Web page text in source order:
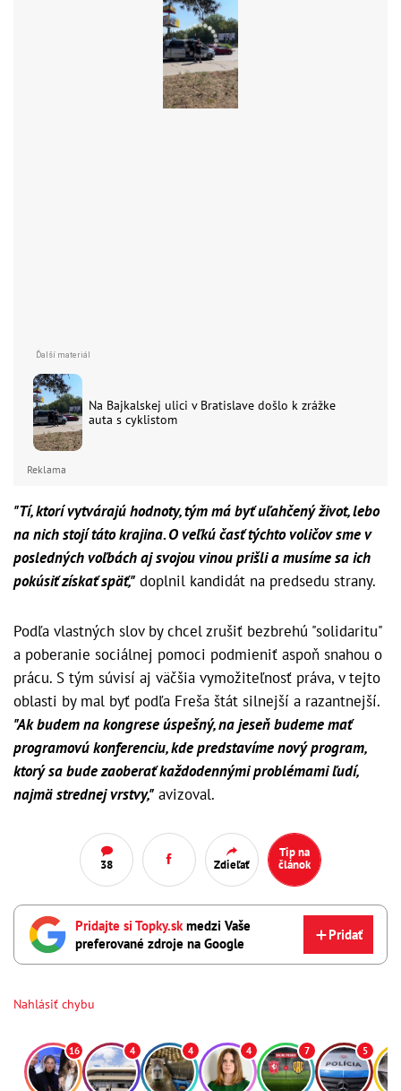
Na Bajkalskej ulici v Bratislave došlo k zrážke
auta s cyklistom
Reklama
"Tí, ktorí vytvárajú hodnoty, tým má byť uľahčený život, lebo
na nich stojí táto krajina. O veľkú časť týchto voličov sme v
posledných voľbách aj svojou vinou prišli a musíme sa ich
pokúsiť získať späť," doplnil kandidát na predsedu strany.
Podľa vlastných slov by chcel zrušiť bezbrehú "solidaritu"
a poberanie sociálnej pomoci podmieniť aspoň snahou o
prácu. S tým súvisí aj väčšia vymožiteľnosť práva, v tejto
oblasti by mal byť podľa Freša štát silnejší a razantnejší.
"Ak budem na kongrese úspešný, na jeseň budeme mať
programovú konferenciu, kde predstavíme nový program,
ktorý sa bude zaoberať každodennými problémami ľudí,
najmä strednej vrstvy," avizoval.
38 Zdieľať
Tip na
článok
Pridajte si Topky.sk medzi Vaše
preferované zdroje na Google
Pridať
Nahlásiť chybu
16 4 4 4 7 5